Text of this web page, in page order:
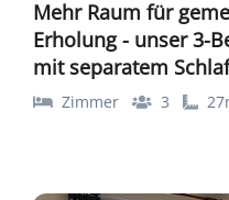
Mehr Raum für
Erholung - unser 3-
mit separatem
Zimmer 3